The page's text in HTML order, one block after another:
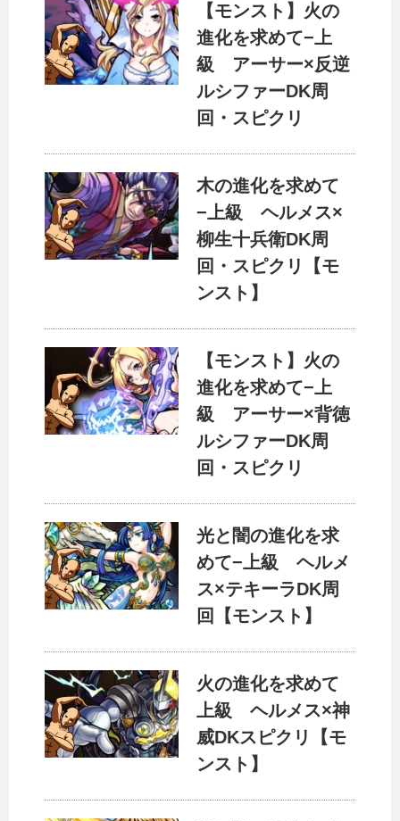
【モンスト】火の
進化を求めて−上
級 アーサー×反逆
ルシファーDK周
回・スピクリ
木の進化を求めて
−上級 ヘルメス×
柳生十兵衛DK周
回・スピクリ【モ
ンスト】
【モンスト】火の
進化を求めて−上
級 アーサー×背徳
ルシファーDK周
回・スピクリ
光と闇の進化を求
めて−上級 ヘルメ
ス×テキーラDK周
回【モンスト】
火の進化を求めて
上級 ヘルメス×神
威DKスピクリ【モ
ンスト】